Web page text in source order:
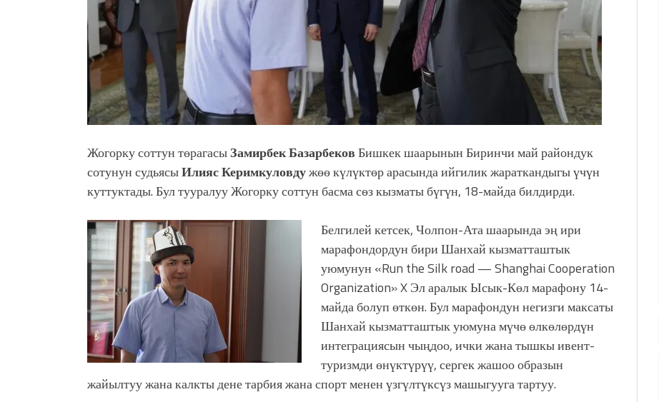
Жогорку соттун төрагасыЗамирбек БазарбековБишкек шаарынын Биринчи май райондук
сотунун судьясыИлияс Керимкуловдужөө күлүктөр арасында ийгилик жараткандыгы үчүн
куттуктады. Бул тууралуу Жогорку соттун басма сөз кызматы бүгүн, 18-майда билдирди.
Белгилей кетсек, Чолпон-Ата шаарында эң ири
марафондордун бири Шанхай кызматташтык
уюмунун «Run the Silk road — Shanghai Cooperation
Organization» X Эл аралык Ысык-Көл марафону 14-
майда болуп өткөн. Бул марафондун негизги максаты
Шанхай кызматташтык уюмуна мүчө өлкөлөрдүн
интеграциясын чыңдоо, ички жана тышкы ивент-
туризмди өнүктүрүү, сергек жашоо образын
жайылтуу жана калкты дене тарбия жана спорт менен үзгүлтүксүз машыгууга тартуу.